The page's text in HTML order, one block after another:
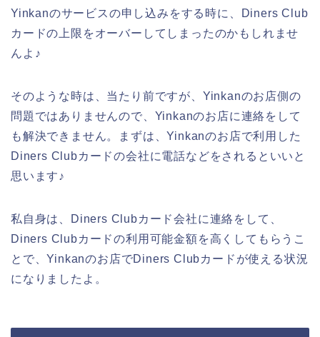
Yinkanのサービスの申し込みをする時に、Diners Club
カードの上限をオーバーしてしまったのかもしれませ
んよ♪
そのような時は、当たり前ですが、Yinkanのお店側の
問題ではありませんので、Yinkanのお店に連絡をして
も解決できません。まずは、Yinkanのお店で利用した
Diners Clubカードの会社に電話などをされるといいと
思います♪
私自身は、Diners Clubカード会社に連絡をして、
Diners Clubカードの利用可能金額を高くしてもらうこ
とで、Yinkanのお店でDiners Clubカードが使える状況
になりましたよ。